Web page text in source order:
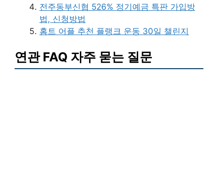
전주동부신협 526% 정기예금 특판 가입방
법, 신청방법
홈트 어플 추천 플랭크 운동 30일 챌린지
연관 FAQ 자주 묻는 질문